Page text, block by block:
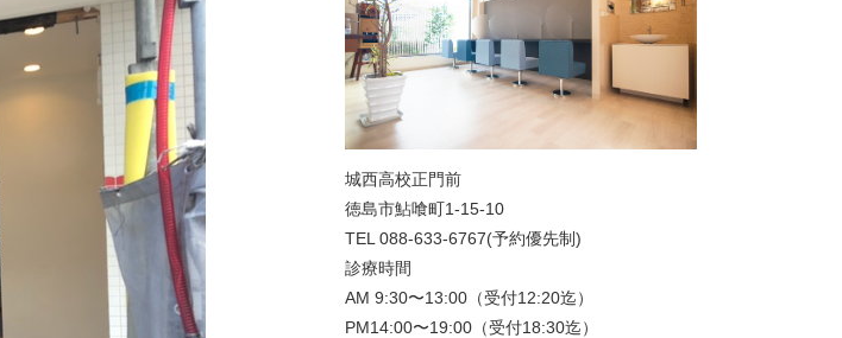
城西高校正門前
徳島市鮎喰町1-15-10
TEL 088-633-6767(予約優先制)
診療時間
AM 9:30〜13:00（受付12:20迄）
PM14:00〜19:00（受付18:30迄）